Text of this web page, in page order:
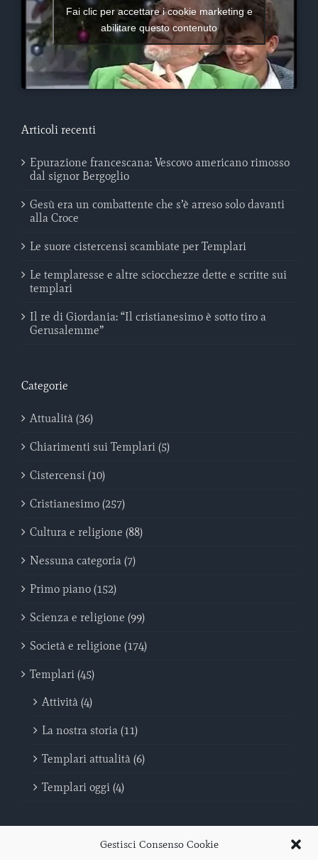
Gestisci Consenso Cookie
Fai clic per accettare i cookie marketing e
abilitare questo contenuto
Articoli recenti
Epurazione francescana: Vescovo americano rimosso
dal signor Bergoglio
Gesù era un combattente che s’è arreso solo davanti
alla Croce
Le suore cistercensi scambiate per Templari
Le templaresse e altre sciocchezze dette e scritte sui
templari
Il re di Giordania: “Il cristianesimo è sotto tiro a
Gerusalemme”
Categorie
Attualità (36)
Chiarimenti sui Templari (5)
Cistercensi (10)
Cristianesimo (257)
Cultura e religione (88)
Nessuna categoria (7)
Primo piano (152)
Scienza e religione (99)
Società e religione (174)
Templari (45)
Attività (4)
La nostra storia (11)
Templari attualità (6)
Templari oggi (4)